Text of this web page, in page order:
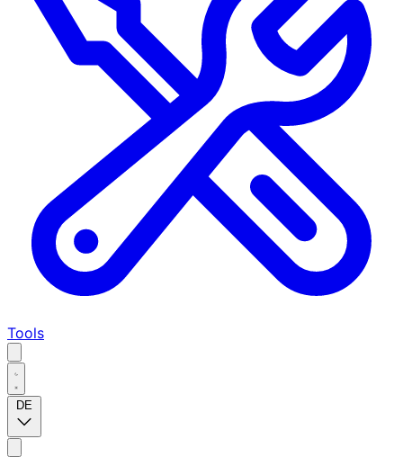
Tools
DE